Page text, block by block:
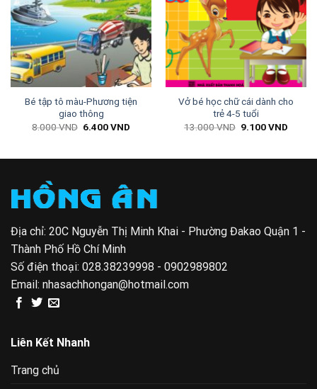
Bé tập tô màu-Phương tiện
giao thông
8.000VND Giá
6.400VND
Vở bé học chữ cái dành cho
trẻ 4-5 tuổi
13.000VND Giá
9.100VND
Địa chỉ: 20C Nguyễn Thị Minh Khai - Phường Đakao Quận 1 -
Thành Phố Hồ Chí Minh
Số điện thoại: 028.38239998 - 0902989802
Email: nhasachhongan@hotmail.com
Liên Kết Nhanh
Trang chủ